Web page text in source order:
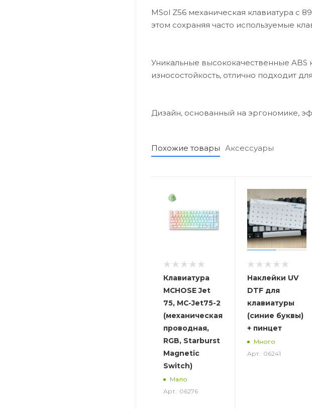
MSol Z56 механическая клавиатура с
этом сохраняя часто используемые
Уникальные высококачественные
износостойкость, отлично подходит
Дизайн, основанный на эргономике,
Похожие товары Аксессуары
Клавиатура
MCHOSE Jet
75, MC-Jet75-2
(механическая,
проводная,
RGB, Starburst
Magnetic
Switch)
Мало
Арт.: 06276
Наклейки UV
DTF для
клавиатуры
(синие буквы)
+ пинцет
Много
Арт.: 06241